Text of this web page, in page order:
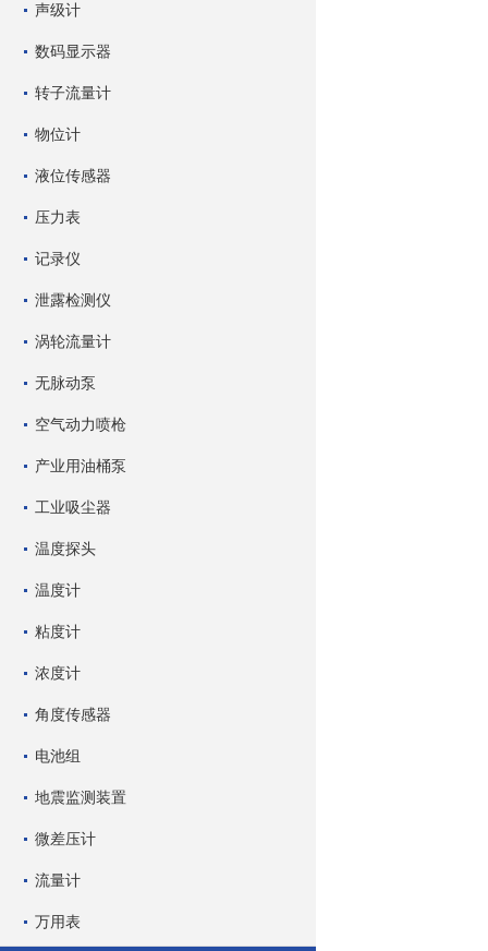
声级计
数码显示器
转子流量计
物位计
液位传感器
压力表
记录仪
泄露检测仪
涡轮流量计
无脉动泵
空气动力喷枪
产业用油桶泵
工业吸尘器
温度探头
温度计
粘度计
浓度计
角度传感器
电池组
地震监测装置
微差压计
流量计
万用表